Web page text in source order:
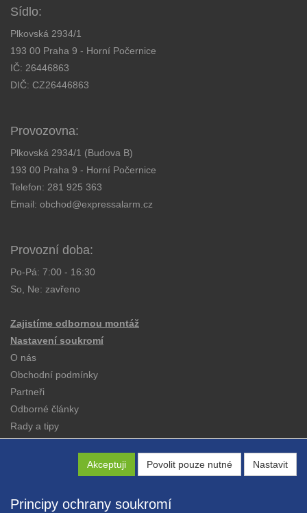
Akceptuji Povolit pouze nutné Nastavit
Principy ochrany soukromí
Sídlo:
Plkovská 2934/1
193 00 Praha 9 - Horní Počernice
IČ: 26446863
DIČ: CZ26446863
Provozovna:
Plkovská 2934/1 (Budova B)
193 00 Praha 9 - Horní Počernice
Telefon: 281 925 363
Email: obchod@expressalarm.cz
Provozní doba:
Po-Pá: 7:00 - 16:30
So, Ne: zavřeno
Zajistíme odbornou montáž
Nastavení soukromí
O nás
Obchodní podmínky
Partneři
Odborné články
Rady a tipy